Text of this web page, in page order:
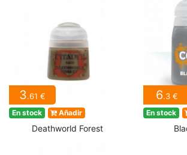
3.61 €
En stock Añadir
Deathworld Forest
6.3 €
En stock